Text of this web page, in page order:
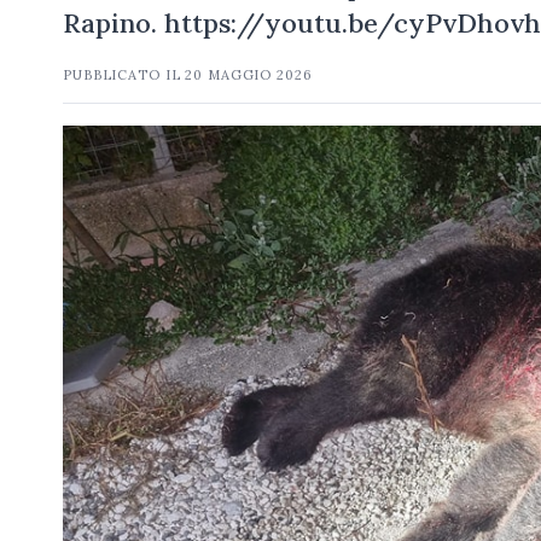
Rapino. https://youtu.be/
PUBBLICATO IL20 MAGGIO 2026